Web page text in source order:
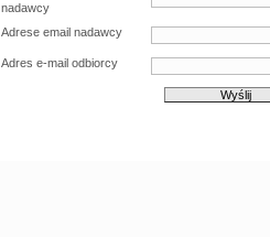
nadawcy
Adrese email nadawcy
Adres e-mail odbiorcy